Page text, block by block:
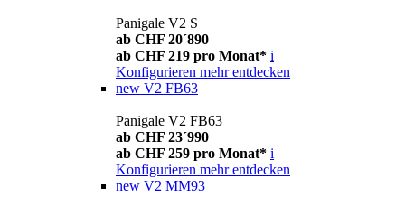
Panigale V2 S
ab CHF 20´890
ab CHF 219 pro Monat* i
Konfigurieren mehr entdecken
new V2 FB63
Panigale V2 FB63
ab CHF 23´990
ab CHF 259 pro Monat* i
Konfigurieren mehr entdecken
new V2 MM93